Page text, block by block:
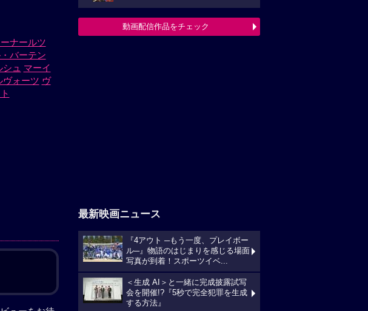
ナールツ
バーテン
ュ マーイ
ヴォーツ ヴ
動画配信作品をチェック
最新映画ニュース
『4アウト ─もう一度、プレイボー
ル─』物語のはじまりを感じる場面
写真が到着！スポーツイベ...
＜生成 AI＞と一緒に完成披露試写
会を開催!?『5秒で完全犯罪を生成
する方法』